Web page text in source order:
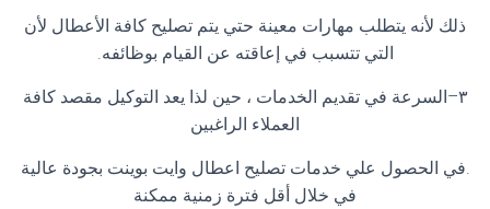
ذلك لأنه يتطلب مهارات معينة حتي يتم تصليح كافة الأعطال لأن
التي تتسبب في إعاقته عن القيام بوظائفه.
٣–السرعة في تقديم الخدمات ، حين لذا يعد التوكيل مقصد كافة
العملاء الراغبين
.في الحصول علي خدمات تصليح اعطال وايت بوينت بجودة عالية
في خلال أقل فترة زمنية ممكنة